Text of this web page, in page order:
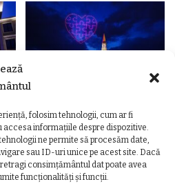
folosim tehnologii, cum ar fi
informațiile despre dispozitive.
ne permite să procesăm date,
sau ID-uri unice pe acest site. Dacă
consimțământul dat poate avea
funcționalități și funcții.
Ziua Unirii la Cluj-Napoca.
Programul complet al
evenimentelor